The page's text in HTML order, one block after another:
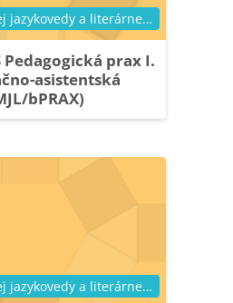
Pedagogická prax I.
asistentská
bPRAX)
Ústav maďarskej jazykovedy a literárnej vedy
Ústav maďarskej jazykovedy a literárnej vedy